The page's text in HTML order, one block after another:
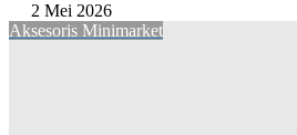
2 Mei 2026
Aksesoris Minimarket